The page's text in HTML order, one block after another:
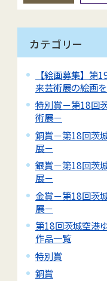
カテゴリー
【絵画募集】第
来芸術展の絵画
特別賞－第18回
術展－
銅賞－第18回茨
展－
銀賞－第18回茨
展－
金賞－第18回茨
展－
第18回茨城空港
作品一覧
特別賞
銅賞